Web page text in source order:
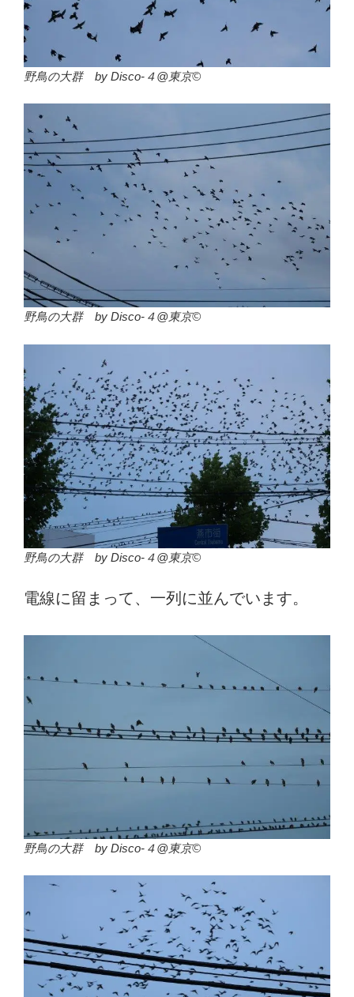
野鳥の大群 by Disco-４@東京©
野鳥の大群 by Disco-４@東京©
野鳥の大群 by Disco-４@東京©
電線に留まって、一列に並んでいます。
野鳥の大群 by Disco-４@東京©